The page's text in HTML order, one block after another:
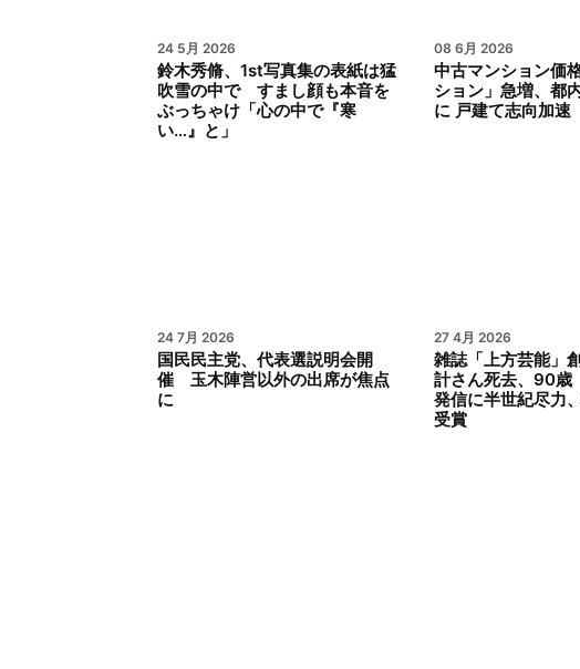
24 5月 2026
鈴木秀脩、1st写真集の表紙は猛
吹雪の中で すまし顔も本音を
ぶっちゃけ「心の中で『寒
い…』と」
08 6月 2026
中古マンション価
ション」急増、都
に 戸建て志向加速
24 7月 2026
国民民主党、代表選説明会開
催 玉木陣営以外の出席が焦点
に
27 4月 2026
雑誌「上方芸能」
計さん死去、90
発信に半世紀尽力
受賞